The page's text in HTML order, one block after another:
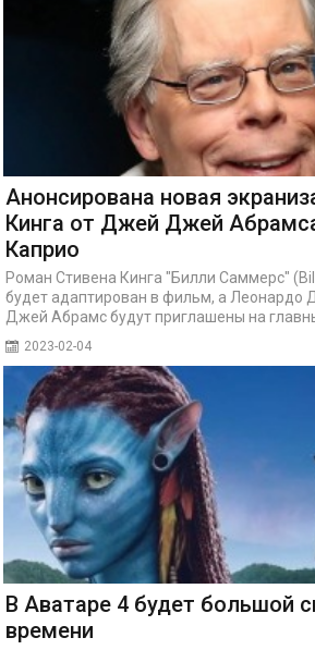
Анонсирована новая
Кинга от Джей Джей
Каприо
Роман Стивена Кинга "Билли Саммерс"
будет адаптирован в фильм, а Леонардо
Джей Абрамс будут приглашены на
2023-02-04
В Аватаре 4 будет большой
времени